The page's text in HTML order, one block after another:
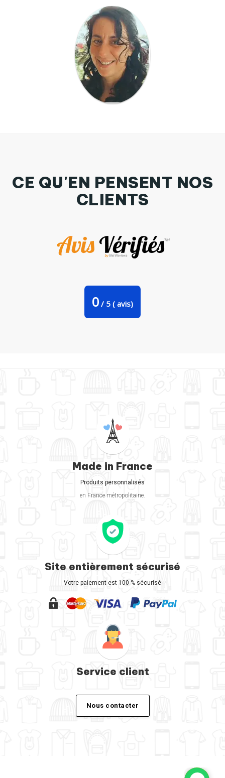
CE QU'EN PENSENT NOS
CLIENTS
0 / 5 ( avis)
Made in France
Produits personnalisés
en France métropolitaine.
Site entièrement sécurisé
Votre paiement est 100 % sécurisé
Service client
Nous contacter